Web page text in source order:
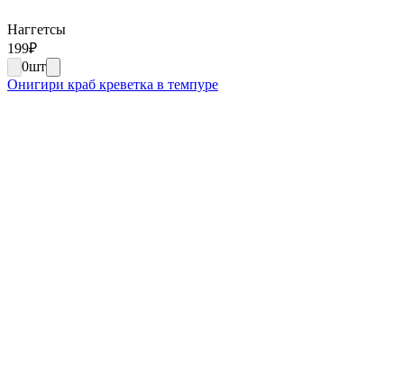
Наггетсы
199₽
0шт
Онигири краб креветка в темпуре